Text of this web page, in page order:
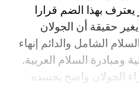
بهذا الضم قرارا
حقيقة أن الجولان
الشامل والدائم إنهاء
ومبادرة السلام العربية.
الجولان واضح يجسده